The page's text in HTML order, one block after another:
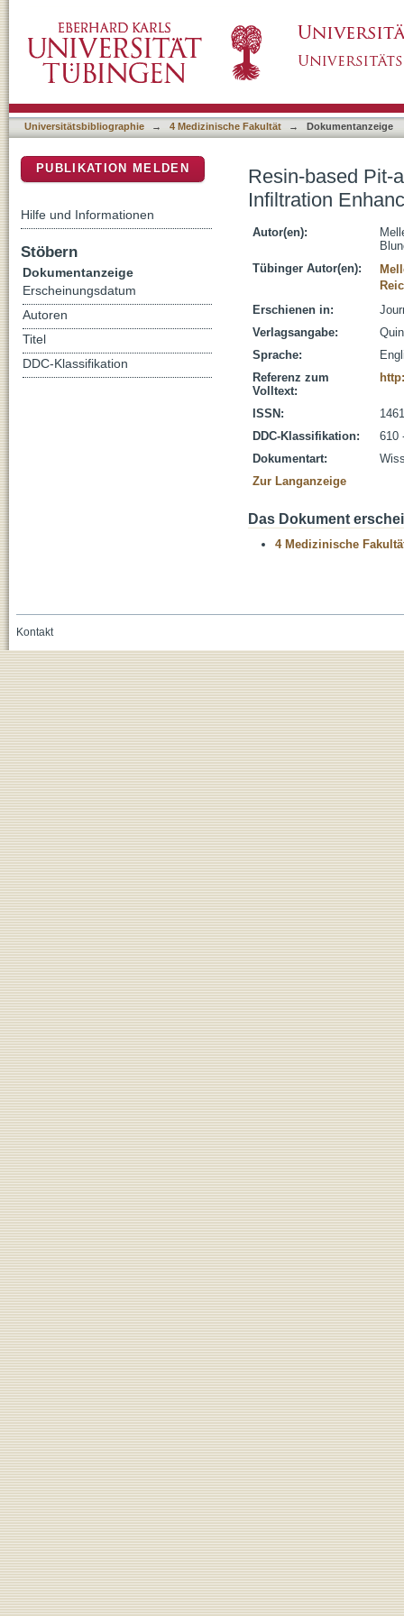
Using a Bonding Agent
Universitätsbibliographie → 4 Medizinische Fakultät → Dokumentanzeige
Resin-based Pit-
Infiltration
Autor(en):
Tübinger Autor(en):
Erschienen in:
Verlagsangabe:
Sprache:
Referenz zum
Volltext:
ISSN:
DDC-Klassifikation:
610
Dokumentart:
Zur Langanzeige
Das Dokument
4 Medizinische
PUBLIKATION MELDEN
Hilfe und Informationen
Stöbern
Dokumentanzeige
Erscheinungsdatum
Autoren
Titel
DDC-Klassifikation
Kontakt